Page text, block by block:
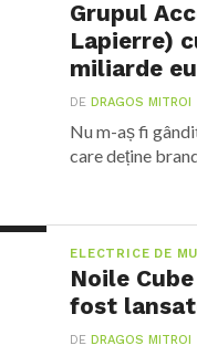
Grupul
Lapierre)
miliarde
DE DRAGOS MITROI
Nu m-aș fi
care deține
ELECTRICE DE
Noile
fost
DE DRAGOS MITROI